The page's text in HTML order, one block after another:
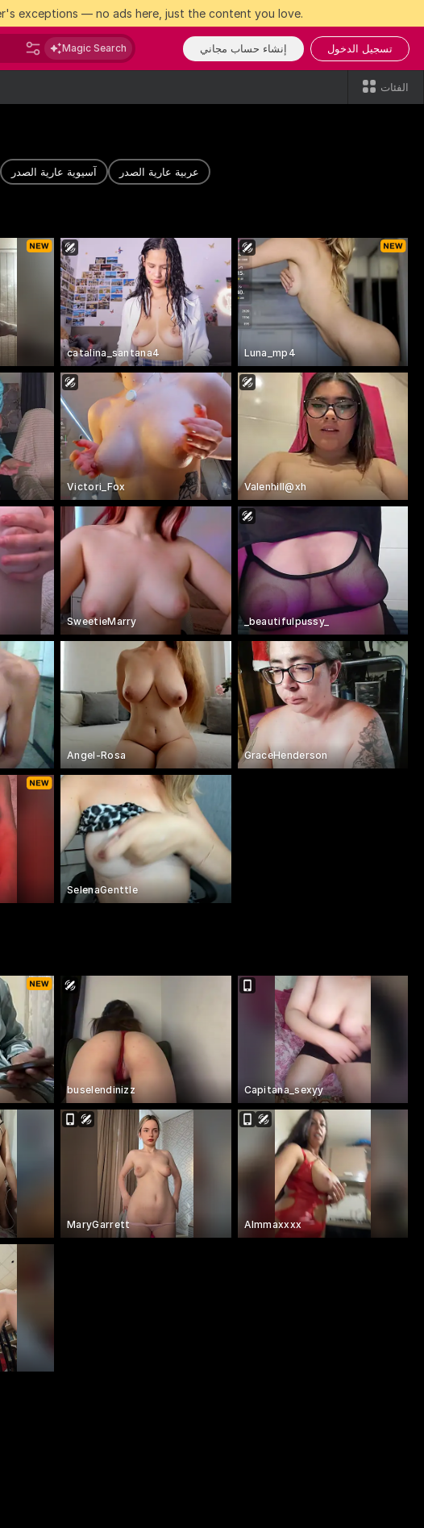
exceptions — no ads here, just the content you love.
Magic Search إنشاء حساب مجاني تسجيل الدخول
الفئات
آسيوية عارية الصدر عربية عارية الصدر
catalina_santana4 Luna_mp4
Victori_Fox Valenhill@xh
SweetieMarry _beautifulpussy_
Angel-Rosa GraceHenderson
SelenaGenttle
buselendinizz Capitana_sexyy
MaryGarrett Almmaxxxx